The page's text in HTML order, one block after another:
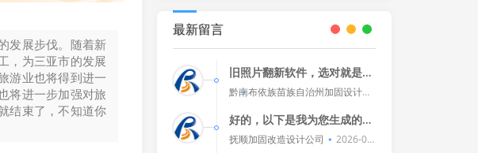
发展步伐。随着新
，为三亚市的发展
游业也将得到进一
将进一步加强对旅
结束了，不知道你
最新留言
旧照片翻新软件，选对就是关
键！🖼️🔍✨推荐几款口碑好
MP、PhotoRet
黔南布依族苗族自治州加固设计公
好的，以下是我为您生成的评
论：🌟这剧真心不错！演员们
抚顺加固改造设计公司
2026-08